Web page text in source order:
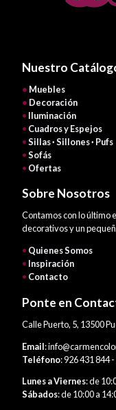
Nuestro
• Muebles
• Decoración
• Iluminación
• Cuadros y Espejos
•Sillas · Sillones · Pufs
•Sofás
• Ofertas
Sobre Nosotros
Contamos con lo último
decorativos y un
• Quienes Somos
• Inspiración
• Contacto
Ponte en
Calle Puerto, 5, 13500
Email:
Teléfono: 926 431 844
Lunes a Viernes: de
Sábados: de 10:00 a